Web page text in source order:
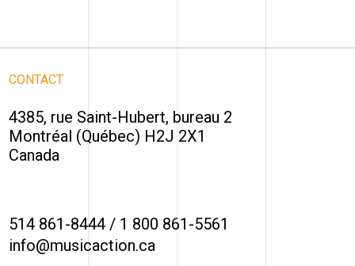
CONTACT
4385, rue Saint-Hubert, bureau 2
Montréal (Québec) H2J 2X1
Canada
514 861-8444 / 1 800 861-5561
info@musicaction.ca